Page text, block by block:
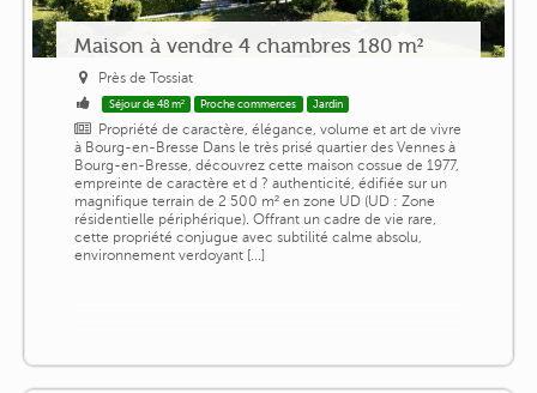
Maison à vendre 4 chambres 180 m²
Près de Tossiat
Séjour de 48 m² Proche commerces Jardin
Propriété de caractère, élégance, volume et art de vivre
à Bourg-en-Bresse Dans le très prisé quartier des Vennes à
Bourg-en-Bresse, découvrez cette maison cossue de 1977,
empreinte de caractère et d ? authenticité, édifiée sur un
magnifique terrain de 2 500 m² en zone UD (UD : Zone
résidentielle périphérique). Offrant un cadre de vie rare,
cette propriété conjugue avec subtilité calme absolu,
environnement verdoyant [...]